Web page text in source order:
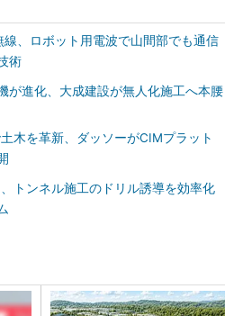
線、ロボット用電波で山間部でも通信
術
が進化、大成建設が無人化施工へ本腰
木を革新、ダッソーがCIMプラット
トンネル施工のドリル誘導を効率化